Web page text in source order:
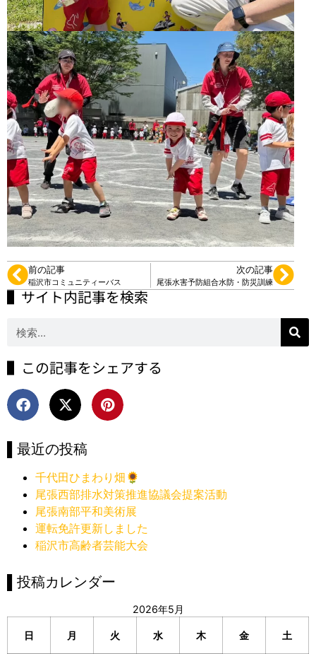
前の記事
稲沢市コミュニティーバス
次の記事
尾張水害予防組合水防・防災訓練
▌サイト内記事を検索
▌この記事をシェアする
▌最近の投稿
千代田ひまわり畑🌻
尾張西部排水対策推進協議会提案活動
尾張南部平和美術展
運転免許更新しました
稲沢市高齢者芸能大会
▌投稿カレンダー
2026年5月
日 月 火 水 木 金 土